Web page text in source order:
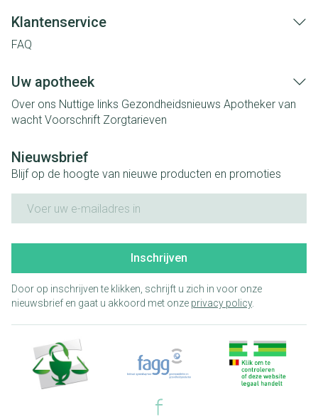
Klantenservice
FAQ
Uw apotheek
Over ons Nuttige links Gezondheidsnieuws Apotheker van
wacht Voorschrift Zorgtarieven
Nieuwsbrief
Blijf op de hoogte van nieuwe producten en promoties
Inschrijven
Door op inschrijven te klikken, schrijft u zich in voor onze
nieuwsbrief en gaat u akkoord met onze privacy policy.